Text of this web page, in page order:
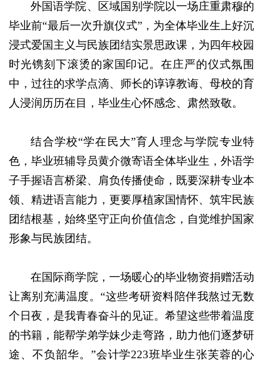
外国语学院、区域国别学院以一场庄重肃穆的
毕业前“最后一次升旗仪式”，为全体毕业生上好沉
浸式爱国主义与民族团结实景思政课，为四年校园
时光镌刻下滚烫的家国印记。在庄严的仪式氛围
中，过往的求学点滴、师长的谆谆教诲、母校的育
人浸润历历在目，毕业生心怀感念、肃然致敬。
结合学校“学在民大”育人理念与学院专业特
色，毕业班辅导员黄介微寄语全体毕业生，外语学
子手握语言桥梁、肩负传播使命，既要深耕专业本
领、精进语言能力，更要厚植家国情怀、筑牢民族
团结根基，始终坚守正向价值信念，自觉维护国家
形象与民族团结。
在国际商学院，一场暖心的毕业物资捐赠活动
让离别充满温度。“这些考研资料陪伴我熬过无数
个日夜，是我青春奋斗的见证。希望这些带着温度
的书籍，能帮学弟学妹少走弯路，助力他们逐梦研
途、不负韶华。”会计学223班毕业生张芙蓉的心